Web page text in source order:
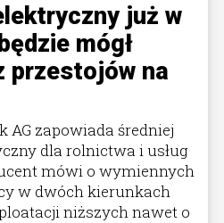
już w
mógł
przestojów na
AG zapowiada średniej
dla rolnictwa i usług
mówi o wymiennych
w dwóch kierunkach
niższych nawet o